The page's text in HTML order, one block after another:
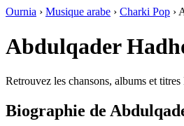
Ournia › Musique arabe › Charki Pop ›
Retrouvez les chansons, albums et
Biographie de